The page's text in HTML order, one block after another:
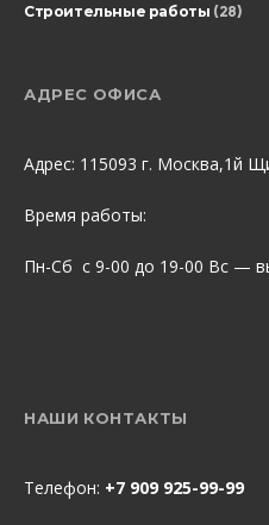
Строительные работы (28)
АДРЕС ОФИСА
Адрес: 115093 г. Москва,1й
Время работы:
Пн-Сб с 9-00 до 19-00 Вс —
НАШИ КОНТАКТЫ
Телефон: +7 909 925-99-99